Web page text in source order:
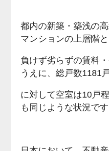
都内の新築・築浅の
マンションの上層階と
負けず劣らずの賃料
うえに、総戸数1181
に対して空室は10戸
も同じような状況です